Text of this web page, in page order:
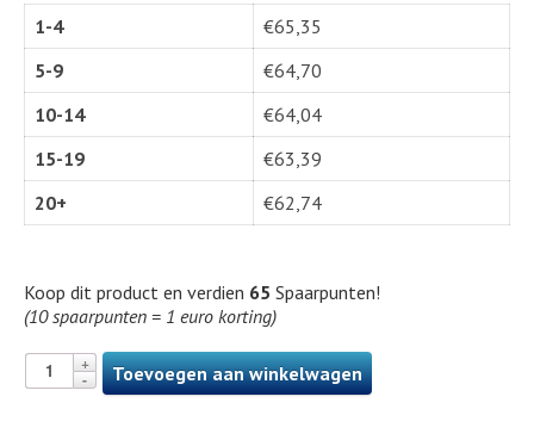
1-4
€65,35
5-9
€64,70
10-14
€64,04
15-19
€63,39
20+
€62,74
Koop dit product en verdien 65 Spaarpunten!
(10 spaarpunten = 1 euro korting)
Toevoegen aan winkelwagen